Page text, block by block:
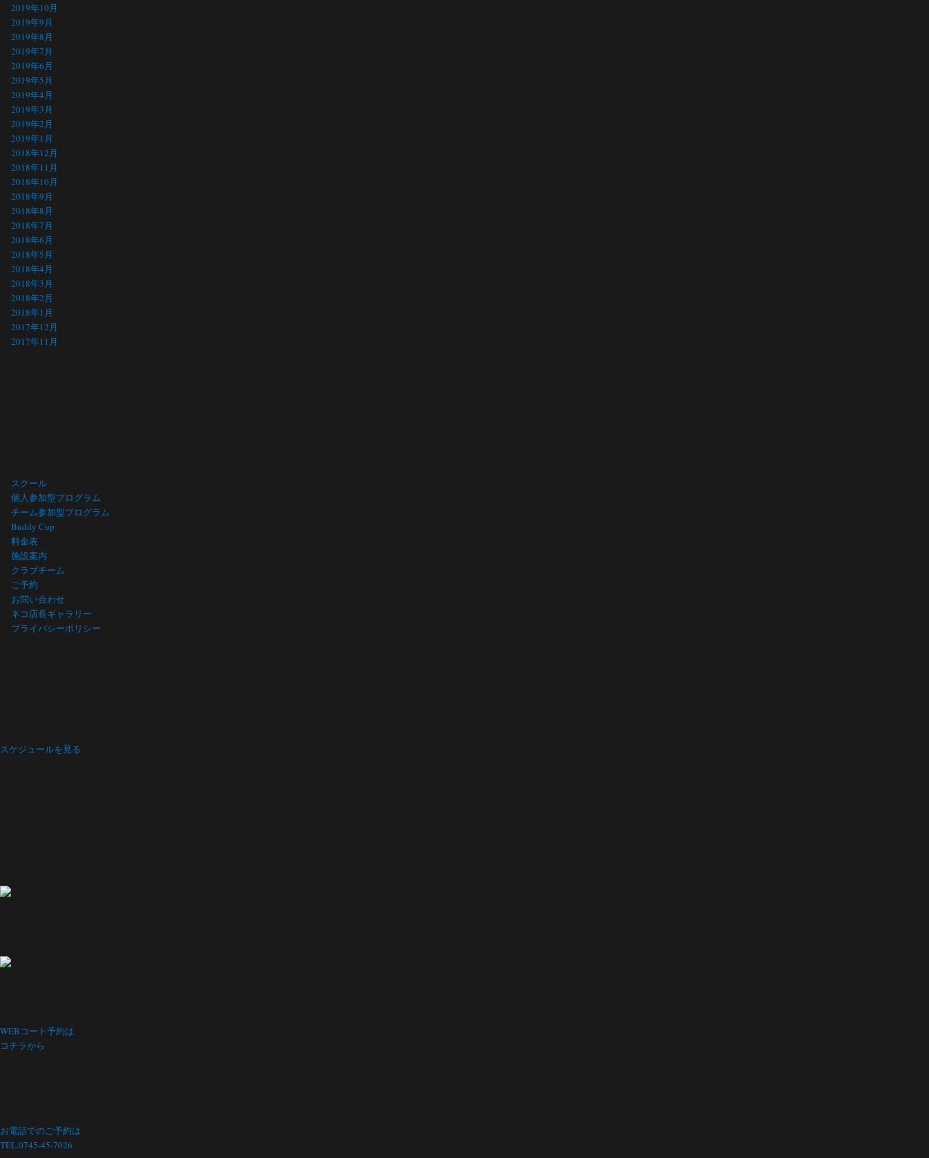
2019年10月
2019年9月
2019年8月
2019年7月
2019年6月
2019年5月
2019年4月
2019年3月
2019年2月
2019年1月
2018年12月
2018年11月
2018年10月
2018年9月
2018年8月
2018年7月
2018年6月
2018年5月
2018年4月
2018年3月
2018年2月
2018年1月
2017年12月
2017年11月
スクール
個人参加型プログラム
チーム参加型プログラム
Buddy Cup
料金表
施設案内
クラブチーム
ご予約
お問い合わせ
ネコ店長ギャラリー
プライバシーポリシー
スケジュールを見る
WEBコート予約は
コチラから
お電話でのご予約は
TEL.0745-45-7026